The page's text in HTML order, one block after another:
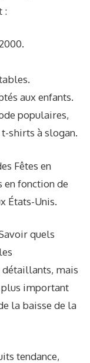
:
aux enfants.
populaires,
shirts à slogan.
Fêtes en
fonction de
États-Unis.
quels
mais
plus important
la baisse de la
tendance,